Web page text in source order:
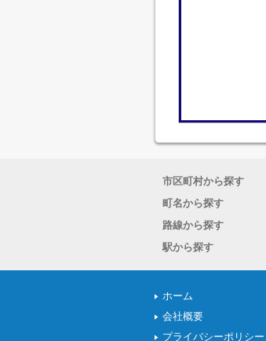
市区町村から探す
町名から探す
路線から探す
駅から探す
ホーム
会社概要
プライバシーポリシー